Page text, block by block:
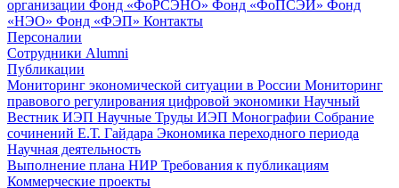
организации Фонд «ФоРСЭНО» Фонд «ФоПСЭИ» Фонд
«НЭО» Фонд «ФЭП» Контакты
Персоналии
Сотрудники Alumni
Публикации
Мониторинг экономической ситуации в России Мониторинг
правового регулирования цифровой экономики Научный
Вестник ИЭП Научные Труды ИЭП Монографии Собрание
сочинений Е.Т. Гайдара Экономика переходного периода
Научная деятельность
Выполнение плана НИР Требования к публикациям
Коммерческие проекты